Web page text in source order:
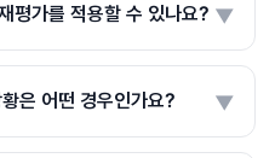
평가를 적용할 수 있나요? ▼
은 어떤 경우인가요? ▼